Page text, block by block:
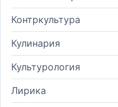
Контркультура
Кулинария
Культурология
Лирика